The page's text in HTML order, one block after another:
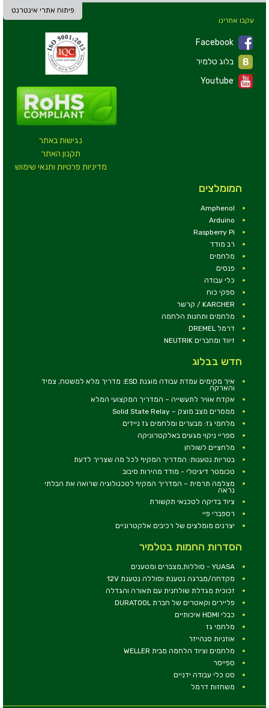
פיתוח אתרי אינטרנט
נגישות באתר
תקנון האתר
מדיניות פרטיות ותנאי שימוש
עקבו אחרינו
Facebook
Youtube
המומלצים
Amphenol
Arduino
Raspberry Pi
רב מודד
מלחמים
פנסים
כלי עבודה
ספקי כוח
KARCHER / קרשר
מלחמים ותחנות הלחמה
דרמל DREMEL
זיווד ומחברים NEUTRIK
חדש בבלוג
איך מקימים עמדת עבודה מוגנת ESD: מדריך מלא למשטח, צמיד
והארקה
אקדח אוויר לתעשייה – המדריך המקצועי המלא
ממסרים מצב מוצק – Solid State Relay
מלחמי גז: מבערים ומלחמים גז ניידים
ספריי ניקוי מגעים באלקטרוניקה
מלחציים לשולחן
בטריות נטענות: המדריך המקיף לכל מה שצריך לדעת
טכומטר דיגיטלי - מודד מהירות סיבוב
מצלמה תרמית – המדריך המקיף לטכנולוגיה שרואה את הבלתי
נראה
ציוד בדיקה לטכנאי תקשורת
רספברי פיי
יצרנים מומלצים של רכיבים אלקטרוניים
הסדרות החמות בטלמיר
YUASA - סוללות,מצברים ומטענים
מקדחה/מברגה נטענת וסוללה נטענת 12V
זכוכית מגדלת שולחנית עם תאורה והגדלה
פליירים וקאטרים של חברת DURATOOL
כבלי HDMI איכותיים
מלחמי גז
אוזניות סנהייזר
מלחמים וציוד הלחמה מבית WELLER
ספייסר
סט כלי עבודה ידניים
משחזות דרמל